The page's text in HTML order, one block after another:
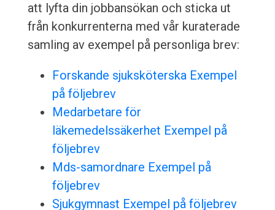
att lyfta din jobbansökan och sticka ut
från konkurrenterna med vår kuraterade
samling av exempel på personliga brev:
Forskande sjuksköterska Exempel
på följebrev
Medarbetare för
läkemedelssäkerhet Exempel på
följebrev
Mds-samordnare Exempel på
följebrev
Sjukgymnast Exempel på följebrev